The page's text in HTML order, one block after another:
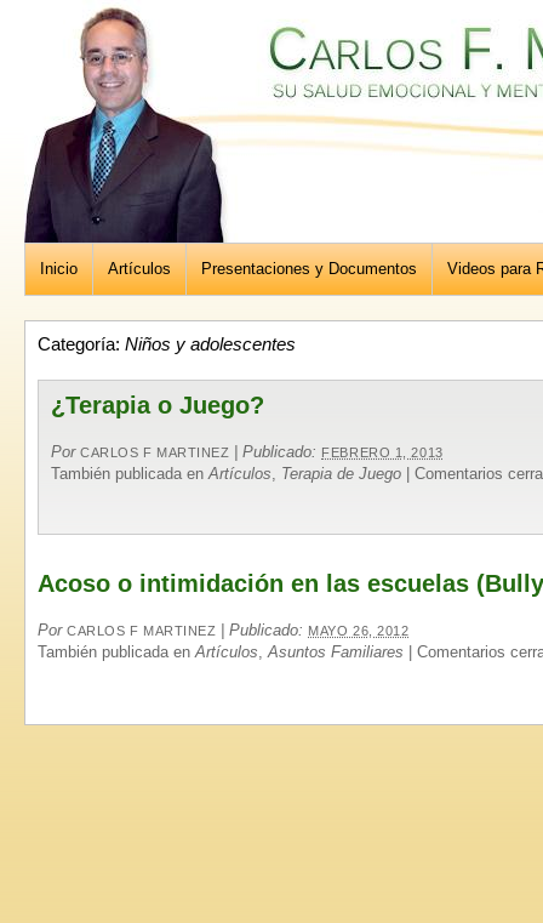
Inicio Artículos Presentaciones y Documentos Videos para
Categoría: Niños y adolescentes
¿Terapia o Juego?
Por CARLOS F MARTINEZ |Publicado: FEBRERO 1, 2013
También publicada enArtículos, Terapia de Juego Comentarios
Acoso o intimidación en las escuelas
Por CARLOS F MARTINEZ |Publicado: MAYO 26, 2012
También publicada enArtículos,Asuntos Familiares Comentarios